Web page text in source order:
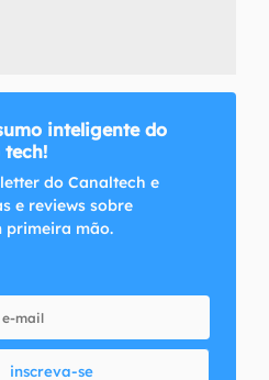
inteligente do
tech!
do Canaltech e
e reviews sobre
primeira mão.
inscreva-se